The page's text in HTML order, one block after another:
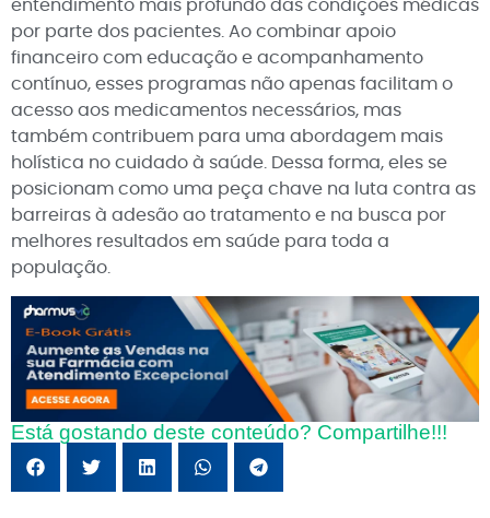
entendimento mais profundo das condições médicas
por parte dos pacientes. Ao combinar apoio
financeiro com educação e acompanhamento
contínuo, esses programas não apenas facilitam o
acesso aos medicamentos necessários, mas
também contribuem para uma abordagem mais
holística no cuidado à saúde. Dessa forma, eles se
posicionam como uma peça chave na luta contra as
barreiras à adesão ao tratamento e na busca por
melhores resultados em saúde para toda a
população.
Está gostando deste conteúdo? Compartilhe!!!